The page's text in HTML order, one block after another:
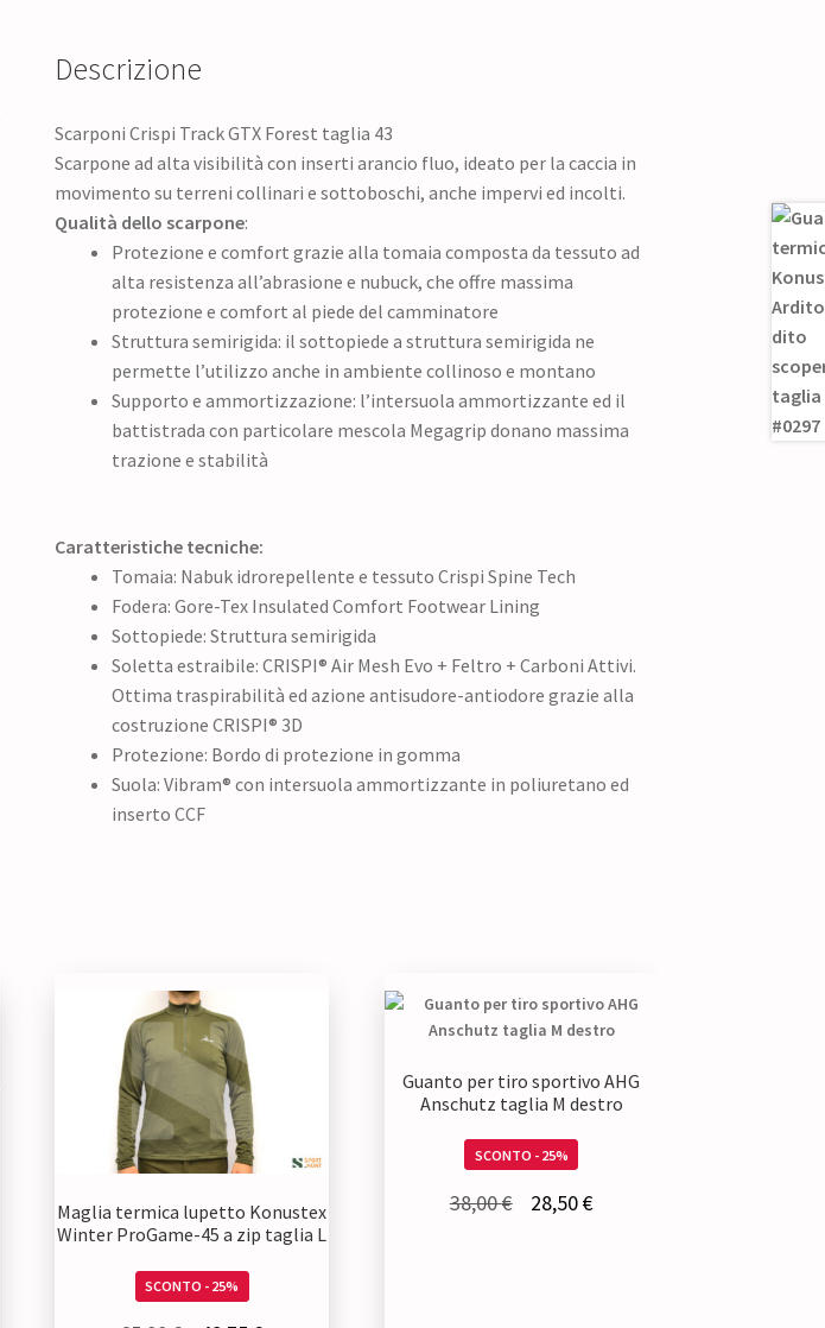
Descrizione
Scarponi Crispi Track GTX Forest taglia 43
Scarpone ad alta visibilità con inserti arancio fluo, ideato per la caccia in
movimento su terreni collinari e sottoboschi, anche impervi ed incolti.
Qualità dello scarpone:
Protezione e comfort grazie alla tomaia composta da tessuto ad
alta resistenza all’abrasione e nubuck, che offre massima
protezione e comfort al piede del camminatore
Struttura semirigida: il sottopiede a struttura semirigida ne
permette l’utilizzo anche in ambiente collinoso e montano
Supporto e ammortizzazione: l’intersuola ammortizzante ed il
battistrada con particolare mescola Megagrip donano massima
trazione e stabilità
Caratteristiche tecniche:
Tomaia: Nabuk idrorepellente e tessuto Crispi Spine Tech
Fodera: Gore-Tex Insulated Comfort Footwear Lining
Sottopiede: Struttura semirigida
Soletta estraibile: CRISPI® Air Mesh Evo + Feltro + Carboni Attivi.
Ottima traspirabilità ed azione antisudore-antiodore grazie alla
costruzione CRISPI® 3D
Protezione: Bordo di protezione in gomma
Suola: Vibram® con intersuola ammortizzante in poliuretano ed
inserto CCF
Maglia termica lupetto Konustex
Winter ProGame-45 a zip taglia L
SCONTO - 25%
Guanto per tiro sportivo AHG
Anschutz taglia M destro
SCONTO - 25%
38,00€ 28,50€Il